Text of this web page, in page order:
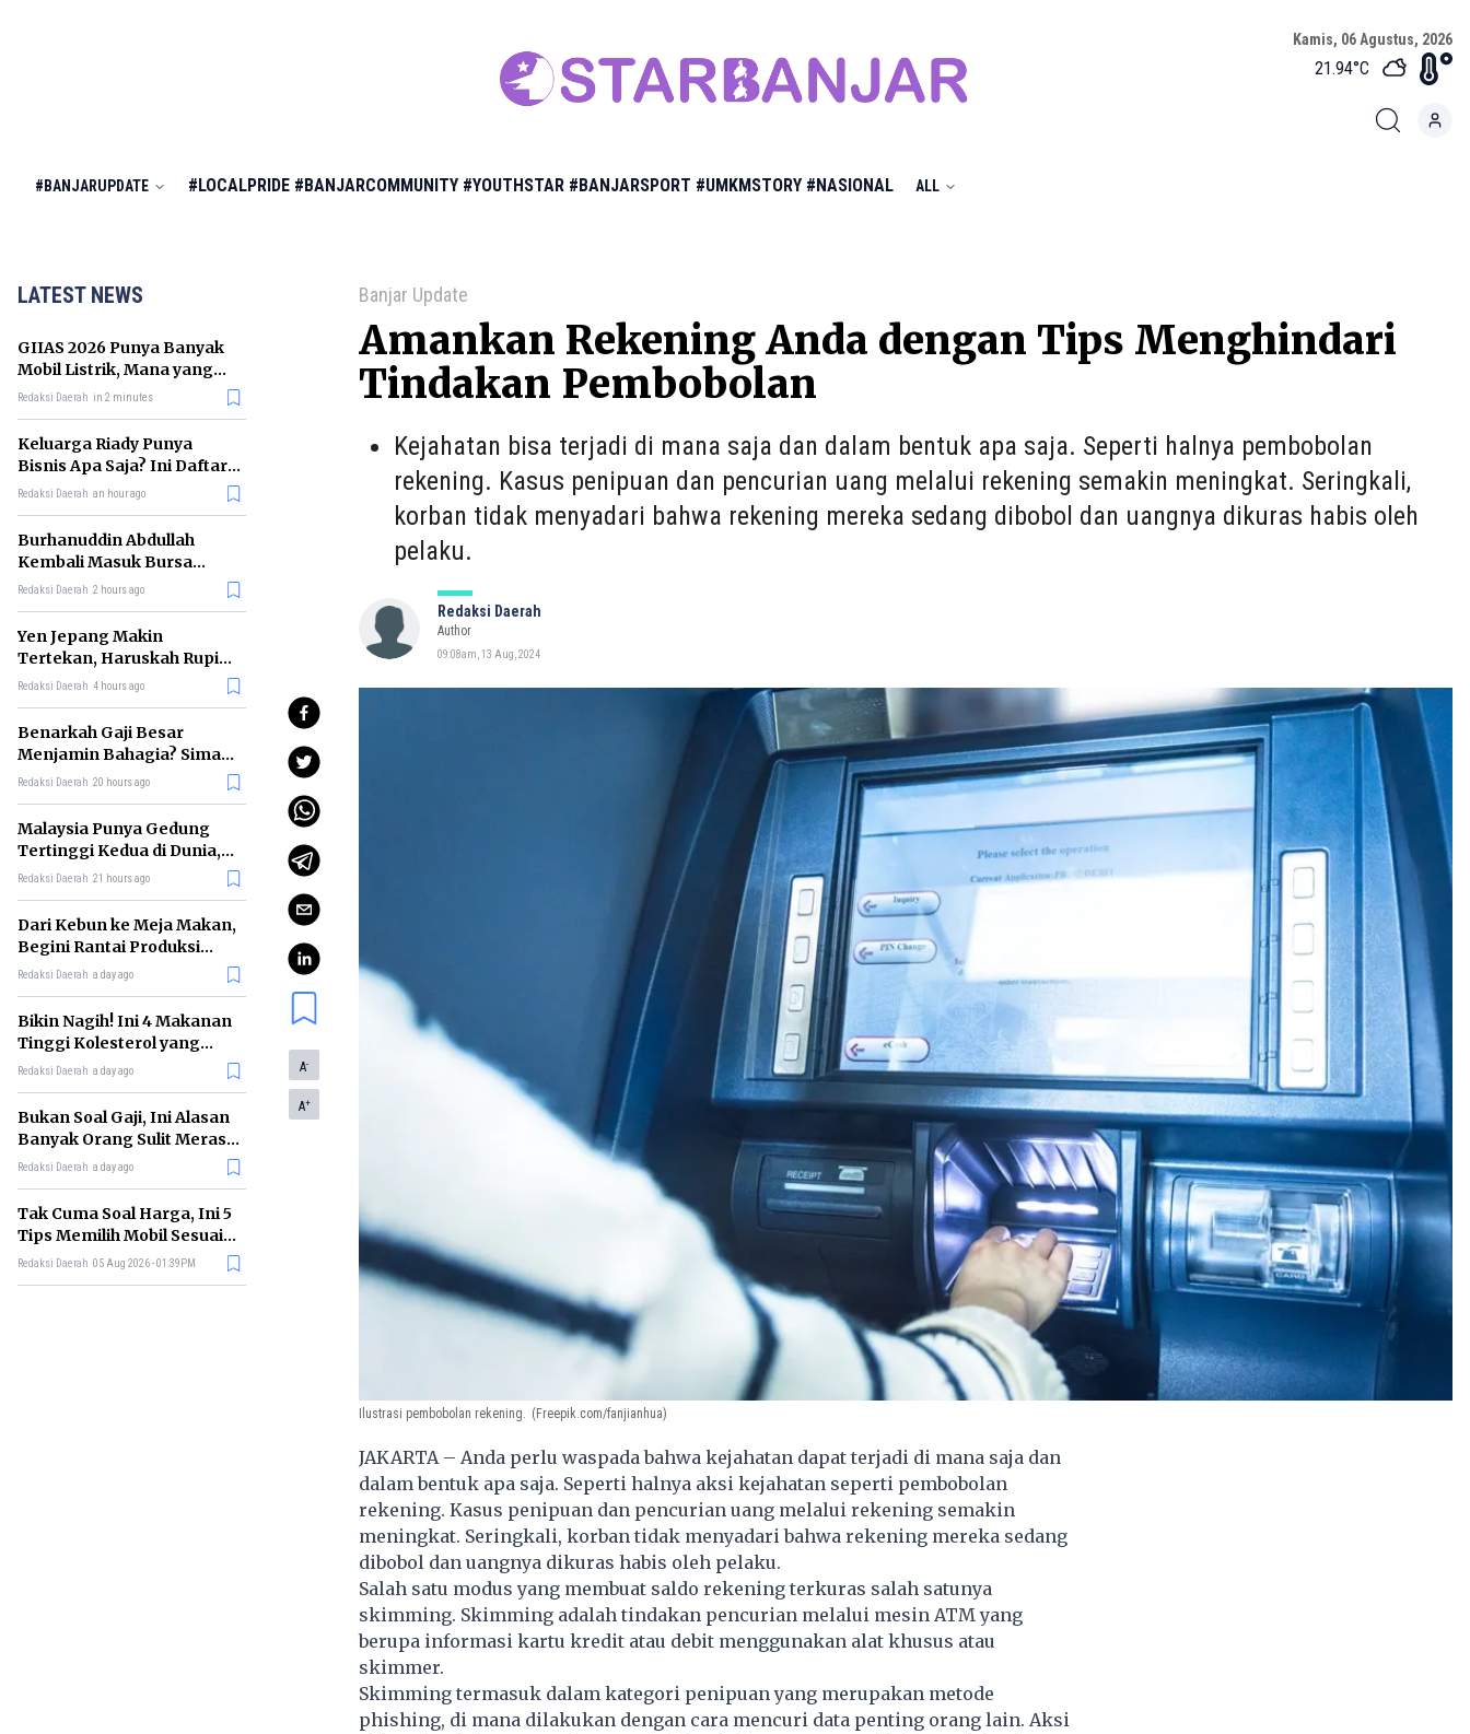
Kamis, 06 Agustus, 2026
21.94°C
#BANJARUPDATE #LOCALPRIDE #BANJARCOMMUNITY #YOUTHSTAR #BANJARSPORT #UMKMSTORY #NASIONAL ALL
LATEST NEWS
GIIAS 2026 Punya Banyak
Mobil Listrik, Mana yang
Cocok untuk Gaji Rp10 Juta?
Redaksi Daerah in 2 minutes
Keluarga Riady Punya
Bisnis Apa Saja? Ini Daftar
Kerajaan Usahanya
Redaksi Daerah an hour ago
Burhanuddin Abdullah
Kembali Masuk Bursa
Gubernur BI, Ini Rekam
Redaksi Daerah 2 hours ago
Yen Jepang Makin
Tertekan, Haruskah Rupiah
Ikut Khawatir?
Redaksi Daerah 4 hours ago
Benarkah Gaji Besar
Menjamin Bahagia? Simak
Penjelasan Ilmu Ekonomi
Redaksi Daerah 20 hours ago
Malaysia Punya Gedung
Tertinggi Kedua di Dunia,
Ini Daftar Lengkap 2026
Redaksi Daerah 21 hours ago
Dari Kebun ke Meja Makan,
Begini Rantai Produksi
Sawit di Indonesia
Redaksi Daerah a day ago
Bikin Nagih! Ini 4 Makanan
Tinggi Kolesterol yang
Sebaiknya Dikurangi
Redaksi Daerah a day ago
Bukan Soal Gaji, Ini Alasan
Banyak Orang Sulit Merasa
Cukup
Redaksi Daerah a day ago
Tak Cuma Soal Harga, Ini 5
Tips Memilih Mobil Sesuai
Kebutuhan
Redaksi Daerah 05 Aug 2026 - 01:39PM
Banjar Update
Amankan Rekening Anda dengan Tips Menghindari
Tindakan Pembobolan
Kejahatan bisa terjadi di mana saja dan dalam bentuk apa saja. Seperti halnya pembobolan
rekening. Kasus penipuan dan pencurian uang melalui rekening semakin meningkat. Seringkali,
korban tidak menyadari bahwa rekening mereka sedang dibobol dan uangnya dikuras habis oleh
pelaku.
Redaksi Daerah
Author
09:08am, 13 Aug, 2024
A-
A+
Ilustrasi pembobolan rekening. (Freepik.com/fanjianhua)
JAKARTA – Anda perlu waspada bahwa kejahatan dapat terjadi di mana saja dan
dalam bentuk apa saja. Seperti halnya aksi kejahatan seperti pembobolan
rekening. Kasus penipuan dan pencurian uang melalui rekening semakin
meningkat. Seringkali, korban tidak menyadari bahwa rekening mereka sedang
dibobol dan uangnya dikuras habis oleh pelaku.
Salah satu modus yang membuat saldo rekening terkuras salah satunya
skimming. Skimming adalah tindakan pencurian melalui mesin ATM yang
berupa informasi kartu kredit atau debit menggunakan alat khusus atau
skimmer.
Skimming termasuk dalam kategori penipuan yang merupakan metode
phishing, di mana dilakukan dengan cara mencuri data penting orang lain. Aksi